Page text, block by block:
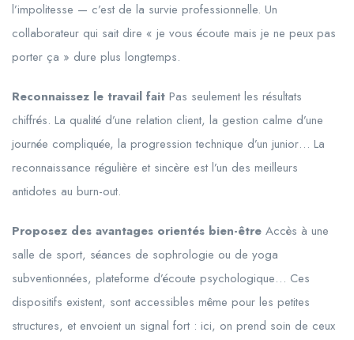
l’impolitesse — c’est de la survie professionnelle. Un
collaborateur qui sait dire « je vous écoute mais je ne peux pas
porter ça » dure plus longtemps.
Reconnaissez le travail fait Pas seulement les résultats
chiffrés. La qualité d’une relation client, la gestion calme d’une
journée compliquée, la progression technique d’un junior… La
reconnaissance régulière et sincère est l’un des meilleurs
antidotes au burn-out.
Proposez des avantages orientés bien-être Accès à une
salle de sport, séances de sophrologie ou de yoga
subventionnées, plateforme d’écoute psychologique… Ces
dispositifs existent, sont accessibles même pour les petites
structures, et envoient un signal fort : ici, on prend soin de ceux